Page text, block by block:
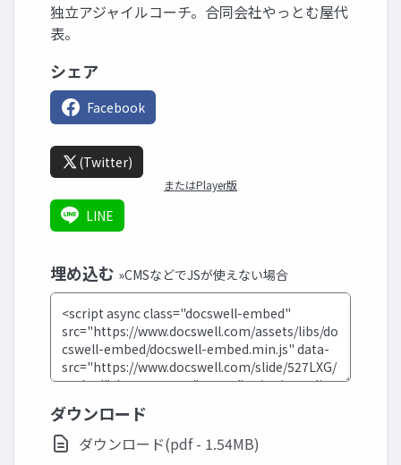
独立アジャイルコーチ。合同会社やっとむ屋代
表。
シェア
Facebook
(Twitter)
またはPlayer版
LINE
埋め込む »CMSなどでJSが使えない場合
ダウンロード
ダウンロード(pdf - 1.54MB)